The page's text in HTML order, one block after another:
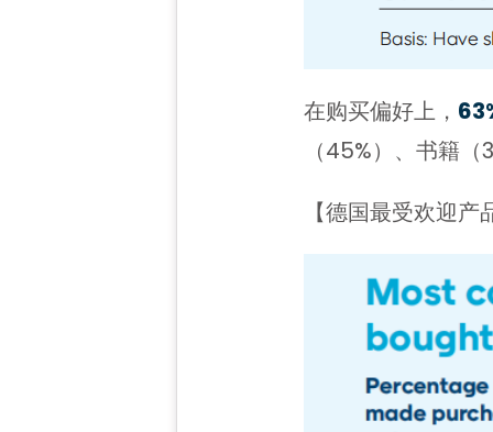
在购买偏好上，
（45%）、书籍
【德国最受欢迎产